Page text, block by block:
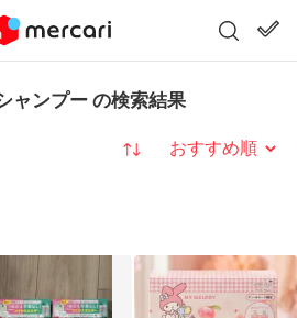
ャンプー の検索結果
並び替え